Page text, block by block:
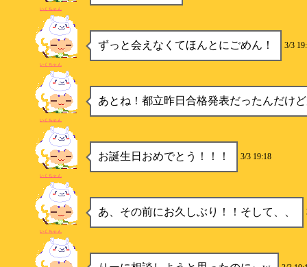
いくちゃん
ずっと会えなくてほんとにごめん！ 3/3
いくちゃん
あとね！都立昨日合格発表だったんだけ
いくちゃん
お誕生日おめでとう！！！ 3/3 19:18
いくちゃん
あ、その前にお久しぶり！！そして、、
いくちゃん